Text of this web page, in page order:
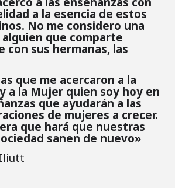
a la esencia de estos
No me considero una
que comparte
con sus hermanas, las
que me acercaron a la
a la Mujer quien soy hoy en
que ayudarán a las
de mujeres a crecer.
que hará que nuestras
sanen de nuevo»